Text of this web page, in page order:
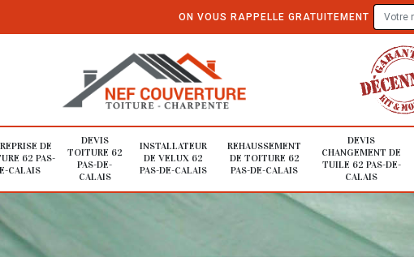
ON VOUS RAPPELLE GRATUITEMENT
DE
62 PAS-
CALAIS
DEVIS
TOITURE 62
PAS-DE-
CALAIS
INSTALLATEUR
DE VELUX 62
PAS-DE-CALAIS
REHAUSSEMENT
DE TOITURE 62
PAS-DE-CALAIS
DEVIS
CHANGEMENT DE
TUILE 62 PAS-DE-
CALAIS